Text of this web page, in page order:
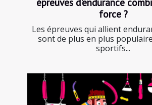
force ?
Les épreuves qui allient
sont de plus en plus
sportifs...